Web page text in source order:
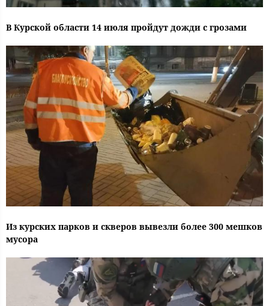
В Курской области 14 июля пройдут дожди с грозами
Из курских парков и скверов вывезли более 300 мешков
мусора